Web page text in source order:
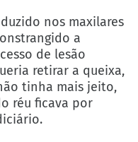
nos maxilares
a
de lesão
retirar a queixa,
tinha mais jeito,
réu ficava por